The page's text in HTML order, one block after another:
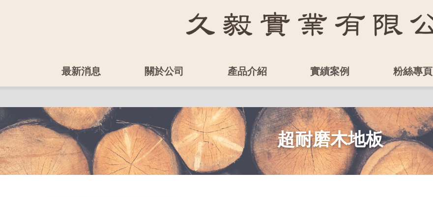
最新消息 關於公司 產品介紹 實績案例 粉絲專頁
超耐磨木地板